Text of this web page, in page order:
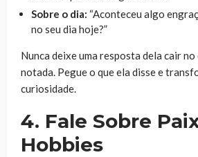
Sobre o dia: “Aconteceu algo
no seu dia hoje?”
Nunca deixe uma resposta dela cair no
notada. Pegue o que ela disse e
curiosidade.
4. Fale Sobre
Hobbies